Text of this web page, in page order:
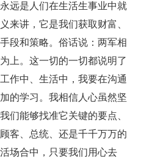
远是人们在生活生事业中就
来讲，它是我们获取财富、
段和策略。俗话说：两军相
上。这一切的一切都说明了
作中、生活中，我要在沟通
的学习。我相信人心虽然坚
们能够找准它关键的要点、
客、总统、还是千千万万的
场合中，只要我们用心去